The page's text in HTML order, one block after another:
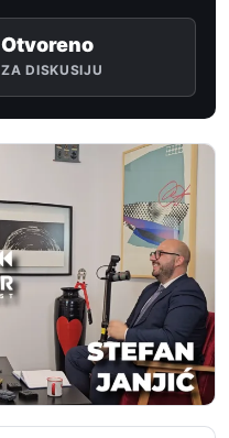
Otvoreno
ZA DISKUSIJU